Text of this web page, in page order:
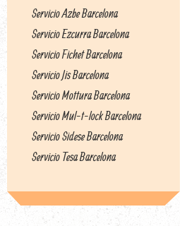
Servicio Azbe Barcelona
Servicio Ezcurra Barcelona
Servicio Fichet Barcelona
Servicio Jis Barcelona
Servicio Mottura Barcelona
Servicio Mul-t-lock Barcelona
Servicio Sidese Barcelona
Servicio Tesa Barcelona